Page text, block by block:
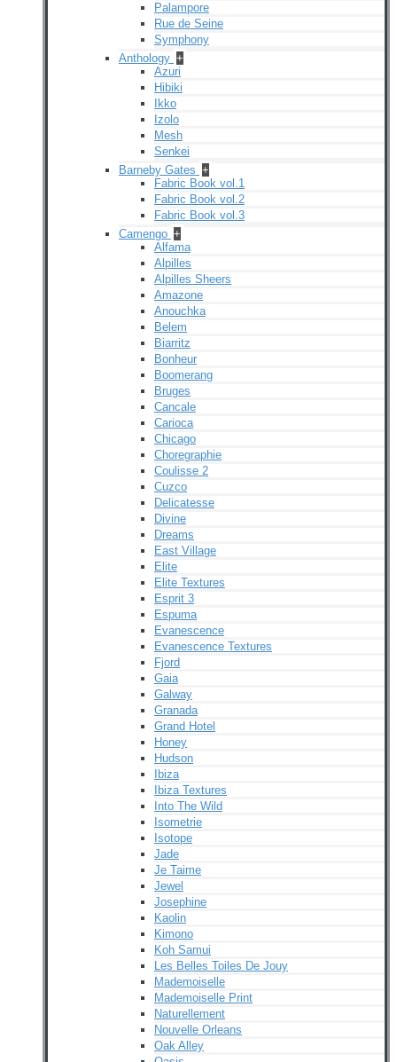
Palampore
Rue de Seine
Symphony
Anthology +
Azuri
Hibiki
Ikko
Izolo
Mesh
Senkei
Barneby Gates +
Fabric Book vol.1
Fabric Book vol.2
Fabric Book vol.3
Camengo +
Alfama
Alpilles
Alpilles Sheers
Amazone
Anouchka
Belem
Biarritz
Bonheur
Boomerang
Bruges
Cancale
Carioca
Chicago
Choregraphie
Coulisse 2
Cuzco
Delicatesse
Divine
Dreams
East Village
Elite
Elite Textures
Esprit 3
Espuma
Evanescence
Evanescence Textures
Fjord
Gaia
Galway
Granada
Grand Hotel
Honey
Hudson
Ibiza
Ibiza Textures
Into The Wild
Isometrie
Isotope
Jade
Je Taime
Jewel
Josephine
Kaolin
Kimono
Koh Samui
Les Belles Toiles De Jouy
Mademoiselle
Mademoiselle Print
Naturellement
Nouvelle Orleans
Oak Alley